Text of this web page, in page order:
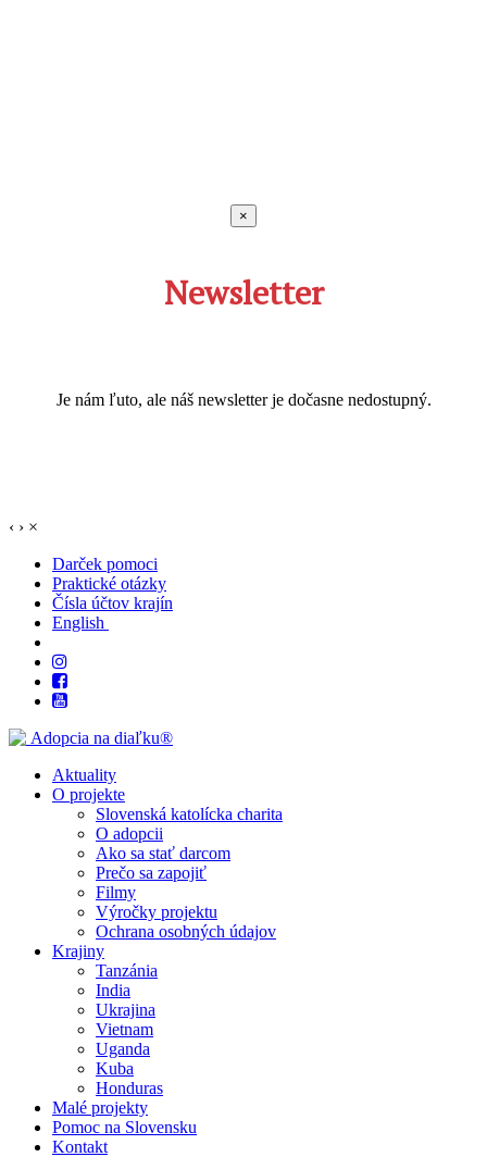
×
Newsletter
Je nám ľuto, ale náš newsletter je dočasne nedostupný.
‹ › ×
Darček pomoci
Praktické otázky
Čísla účtov krajín
English
Aktuality
O projekte
Slovenská katolícka charita
O adopcii
Ako sa stať darcom
Prečo sa zapojiť
Filmy
Výročky projektu
Ochrana osobných údajov
Krajiny
Tanzánia
India
Ukrajina
Vietnam
Uganda
Kuba
Honduras
Malé projekty
Pomoc na Slovensku
Kontakt